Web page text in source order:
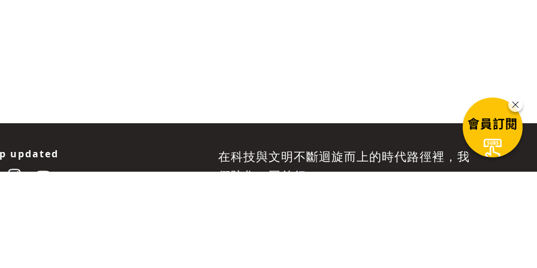
updated
在科技與文明不斷迴旋而上的時代路徑裡，我
們陪您一同前行。
會員訂閱